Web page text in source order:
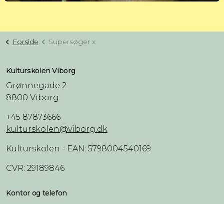
Forside Supersøger x
Kulturskolen Viborg
Grønnegade 2
8800 Viborg
+45 87873666
kulturskolen@viborg.dk
Kulturskolen - EAN: 5798004540169
CVR: 29189846
Kontor og telefon